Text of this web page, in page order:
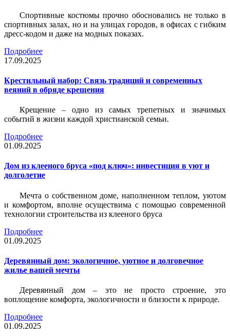
Спортивные костюмы прочно обосновались не только в
спортивных залах, но и на улицах городов, в офисах с гибким
дресс-кодом и даже на модных показах.
Подробнее
17.09.2025
Крестильный набор: Связь традиций и современных
веяний в обряде крещения
Крещение – одно из самых трепетных и значимых
событий в жизни каждой христианской семьи.
Подробнее
01.09.2025
Дом из клееного бруса «под ключ»: инвестиция в уют и
долголетие
Мечта о собственном доме, наполненном теплом, уютом
и комфортом, вполне осуществима с помощью современной
технологии строительства из клееного бруса
Подробнее
01.09.2025
Деревянный дом: экологичное, уютное и долговечное
жилье вашей мечты
Деревянный дом – это не просто строение, это
воплощение комфорта, экологичности и близости к природе.
Подробнее
01.09.2025